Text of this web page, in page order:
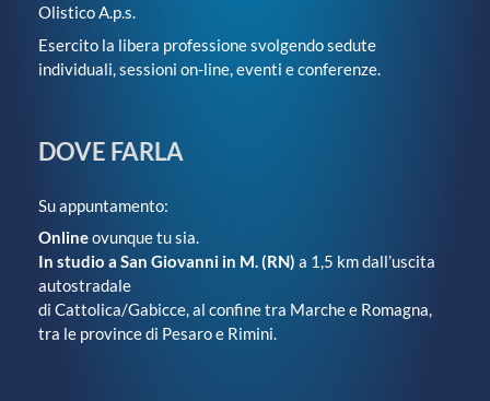
Olistico A.p.s.
Esercito la libera professione svolgendo sedute
individuali, sessioni on-line, eventi e conferenze.
DOVE FARLA
Su appuntamento:
Onlineovunque tu sia.
In studio a San Giovanni in M. (RN) a 1,5 km dall’uscita
autostradale
di Cattolica/Gabicce, al confine tra Marche e Romagna,
tra le province di Pesaro e Rimini.